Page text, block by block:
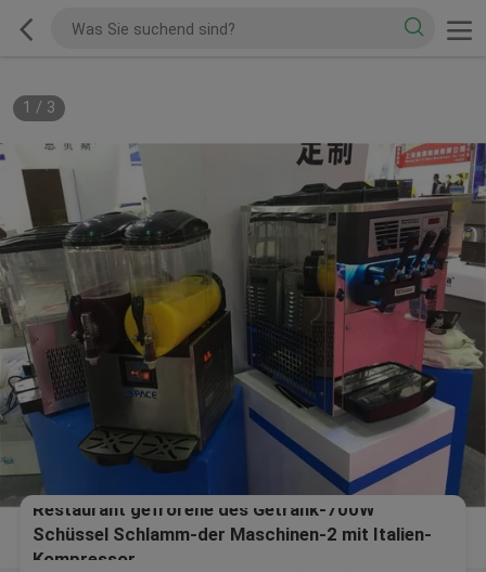
1 / 3
Restaurant gefrorene des Getränk-700W
Schüssel Schlamm-der Maschinen-2 mit Italien-
Kompressor